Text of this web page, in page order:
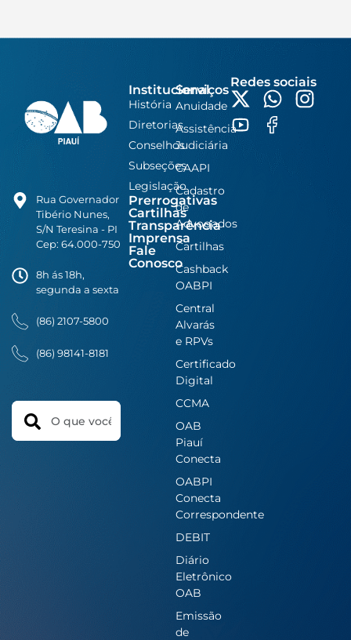
Rua Governador
Tibério Nunes,
S/N Teresina - PI
Cep: 64.000-750
8h ás 18h,
segunda a sexta
(86) 2107-5800
(86) 98141-8181
Search
Institucional
História
Diretorias
Conselhos
Subseções
Legislação
Prerrogativas
Cartilhas
Transparência
Imprensa
Fale
Conosco
Serviços
Anuidade
Assistência
Judiciária
CAAPI
Cadastro
de
Advogados
Cartilhas
Cashback
OABPI
Central
Alvarás
e RPVs
Certificado
Digital
CCMA
OAB
Piauí
Conecta
OABPI
Conecta
Correspondente
DEBIT
Diário
Eletrônico
OAB
Emissão
de
Redes sociais